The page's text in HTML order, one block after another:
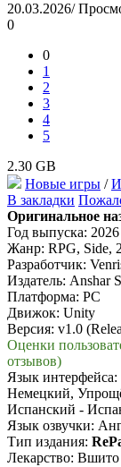
20.03.2026/
0
0
1
2
3
4
5
2.30 GB
Новые игры /
В закладки
Оригинальное
Год выпуска:
Жанр: RPG, Side,
Разработчик:
Издатель: Anshar
Платформа: PC
Движок: Unity
Версия: v1.0
Оценки
отзывов)
Язык
Немецкий,
Испанский -
Язык озвучки:
Тип издания:
Лекарство: